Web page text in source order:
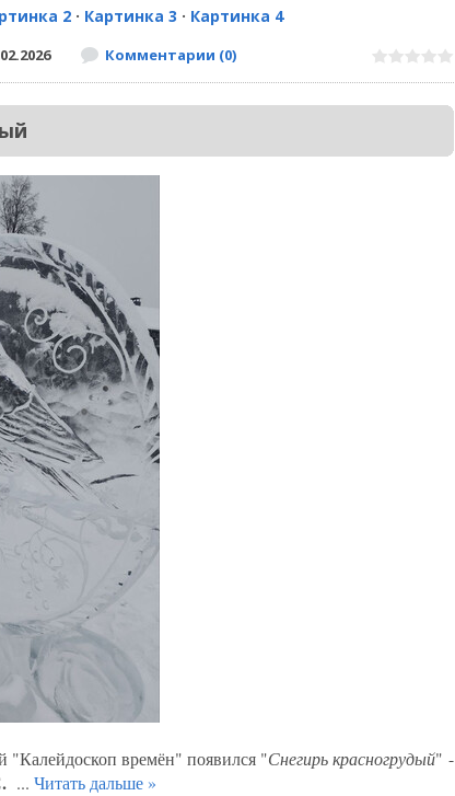
2· Картинка 3 · Картинка 4
Комментарии (0)
"Калейдоскоп времён" появился "Снегирь красногрудый" -
... Читать дальше »